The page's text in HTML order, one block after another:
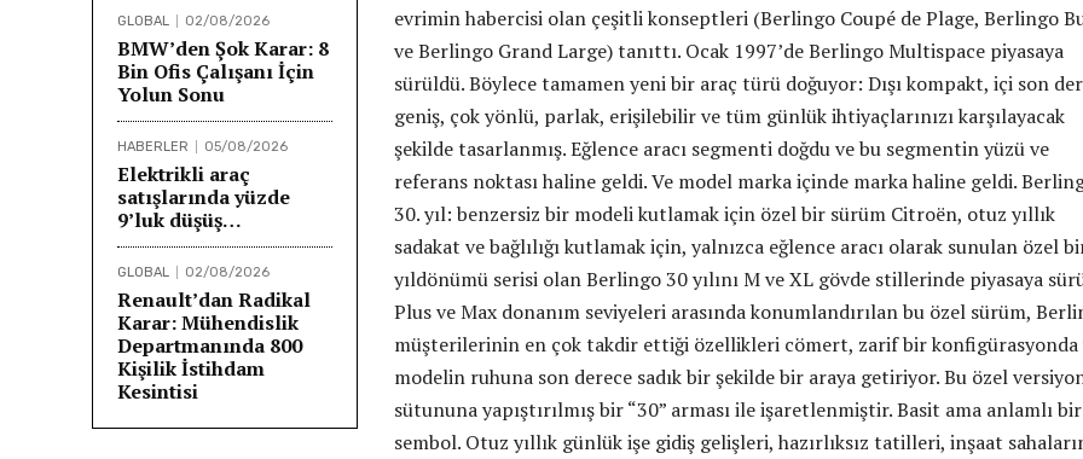
GLOBAL 02/08/2026
BMW’den Şok Karar: 8
Bin Ofis Çalışanı İçin
Yolun Sonu
HABERLER 05/08/2026
Elektrikli araç
satışlarında yüzde
9’luk düşüş…
GLOBAL 02/08/2026
Renault’dan Radikal
Karar: Mühendislik
Departmanında 800
Kişilik İstihdam
Kesintisi
evrimin habercisi olan çeşitli konseptleri (Berlingo Coupé de Plage, Berlingo
ve Berlingo Grand Large) tanıttı. Ocak 1997’de Berlingo Multispace piyasaya
sürüldü. Böylece tamamen yeni bir araç türü doğuyor: Dışı kompakt, içi son
geniş, çok yönlü, parlak, erişilebilir ve tüm günlük ihtiyaçlarınızı karşılayacak
şekilde tasarlanmış. Eğlence aracı segmenti doğdu ve bu segmentin yüzü ve
referans noktası haline geldi. Ve model marka içinde marka haline geldi.
30. yıl: benzersiz bir modeli kutlamak için özel bir sürüm Citroën, otuz yıllık
sadakat ve bağlılığı kutlamak için, yalnızca eğlence aracı olarak sunulan özel
yıldönümü serisi olan Berlingo 30 yılını M ve XL gövde stillerinde piyasaya
Plus ve Max donanım seviyeleri arasında konumlandırılan bu özel sürüm,
müşterilerinin en çok takdir ettiği özellikleri cömert, zarif bir konfigürasyonda
modelin ruhuna son derece sadık bir şekilde bir araya getiriyor. Bu özel
sütununa yapıştırılmış bir “30” arması ile işaretlenmiştir. Basit ama anlamlı bir
sembol. Otuz yıllık günlük işe gidiş gelişleri, hazırlıksız tatilleri, inşaat